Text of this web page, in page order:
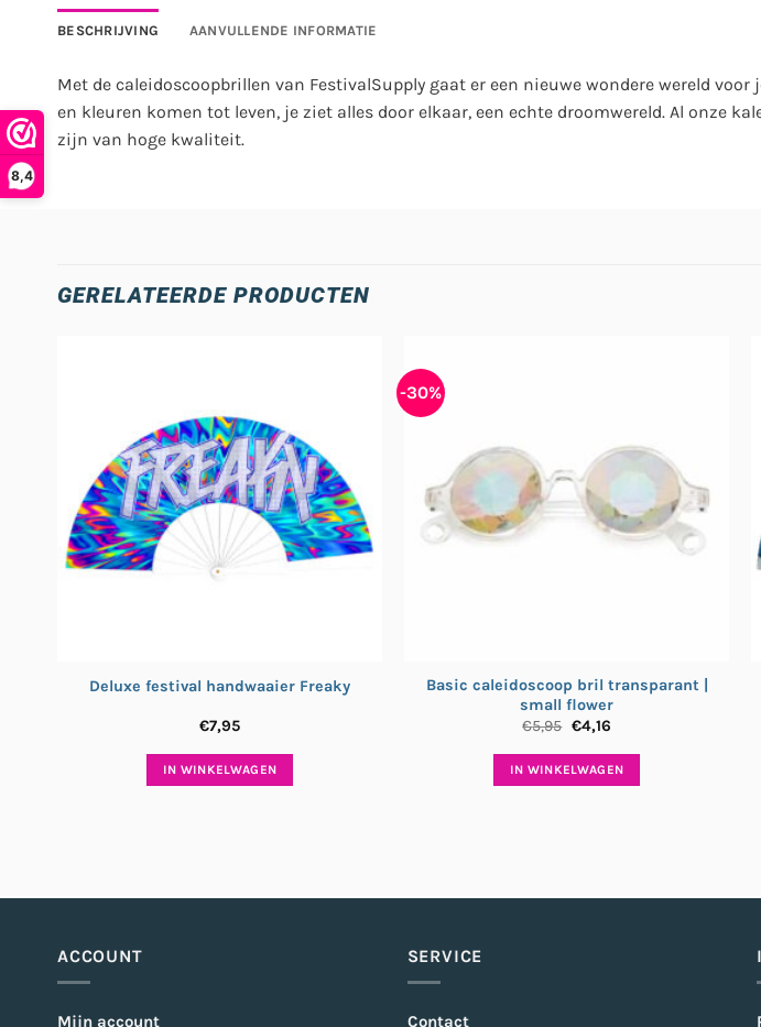
8,4
BESCHRIJVING AANVULLENDE INFORMATIE
Met de caleidoscoopbrillen van FestivalSupply gaat er een nieuwe wondere wereld voor
en kleuren komen tot leven, je ziet alles door elkaar, een echte droomwereld. Al onze
zijn van hoge kwaliteit.
GERELATEERDE PRODUCTEN
Deluxe festival handwaaier Freaky
€7,95
IN WINKELWAGEN
-30%
Basic caleidoscoop bril transparant |
small flower
€5,95 Oorspronkelijke
was:
€5,95.
€4,16Huidige
is:
€4,16.
IN WINKELWAGEN
ACCOUNT
Mijn account
SERVICE
Contact